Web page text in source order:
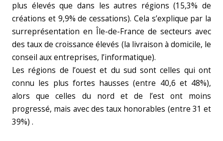
plus élevés que dans les autres régions (15,3% de
créations et 9,9% de cessations). Cela s’explique par la
surreprésentation en Île-de-France de secteurs avec
des taux de croissance élevés (la livraison à domicile, le
conseil aux entreprises, l’informatique).
Les régions de l’ouest et du sud sont celles qui ont
connu les plus fortes hausses (entre 40,6 et 48%),
alors que celles du nord et de l’est ont moins
progressé, mais avec des taux honorables (entre 31 et
39%) .